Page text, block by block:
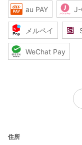
au PAY J-
メルペイ
WeChat Pay
住所